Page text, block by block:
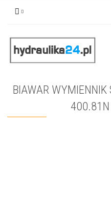
BIAWAR